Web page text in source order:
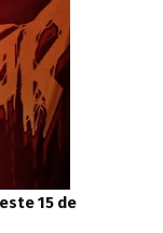
15 de